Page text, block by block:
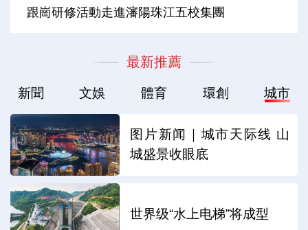
跟崗研修活動走進瀋陽珠江五校集團
最新推薦
新聞 文娛 體育 環創 城市
图片新闻｜城市天际线 山
城盛景收眼底
世界级“水上电梯”将成型